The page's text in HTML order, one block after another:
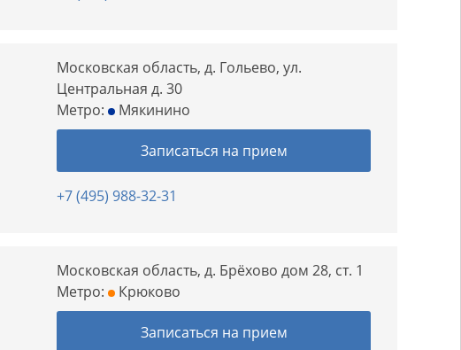
Московская область, д. Гольево, ул.
Центральная д. 30
Метро:
Мякинино
Записаться на прием
+7 (495) 988-32-31
Московская область, д. Брёхово дом 28, ст. 1
Метро:
Крюково
Записаться на прием